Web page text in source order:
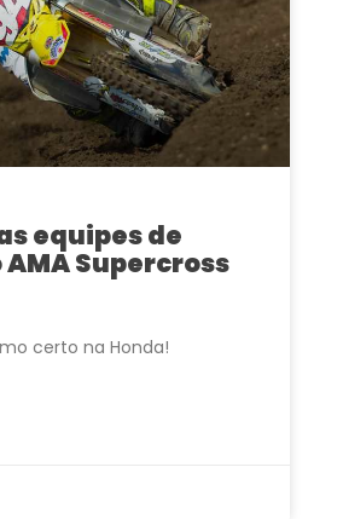
equipes de
Supercross
certo na Honda!